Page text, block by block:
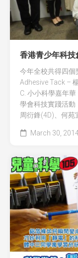
香港青少年科
今年全校共得四個
Adhesive Tack –
C. 小小科學嘉年
學會科技實踐活動
周衍鋒(4D)、何
March 30,